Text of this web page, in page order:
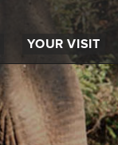
YOUR VISIT